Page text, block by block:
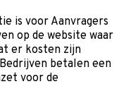
is voor Aanvragers
op de website waar
er kosten zijn
betalen een
voor de